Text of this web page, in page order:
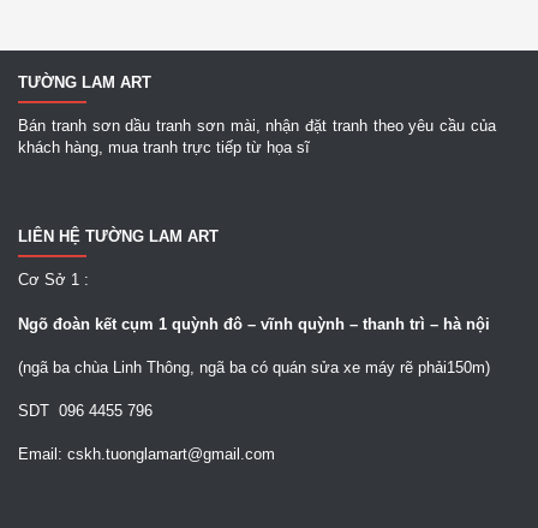
TƯỜNG LAM ART
Bán tranh sơn dầu tranh sơn mài, nhận đặt tranh theo yêu cầu của
khách hàng, mua tranh trực tiếp từ họa sĩ
LIÊN HỆ TƯỜNG LAM ART
Cơ Sở 1 :
Ngõ đoàn kết cụm 1 quỳnh đô – vĩnh quỳnh – thanh trì – hà nội
(ngã ba chùa Linh Thông, ngã ba có quán sửa xe máy rẽ phải150m)
SDT 096 4455 796
Email: cskh.tuonglamart@gmail.com